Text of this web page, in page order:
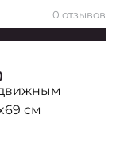
0 отзывов
см